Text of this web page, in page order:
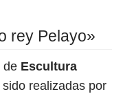
rey Pelayo»
de Escultura
sido realizadas por